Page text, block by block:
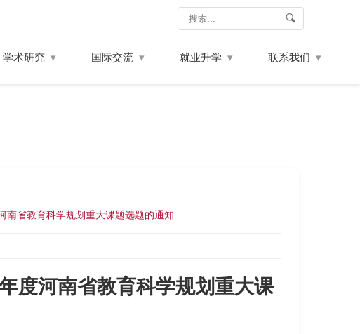
学术研究 国际交流 就业升学 联系我们
省教育科学规划重大课题选题的通知
度河南省教育科学规划重大课